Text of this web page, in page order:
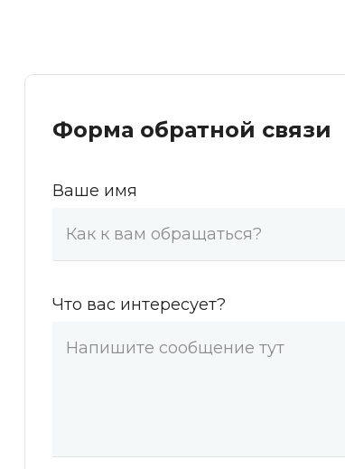
Форма обратной связи
Ваше имя
Что вас интересует?